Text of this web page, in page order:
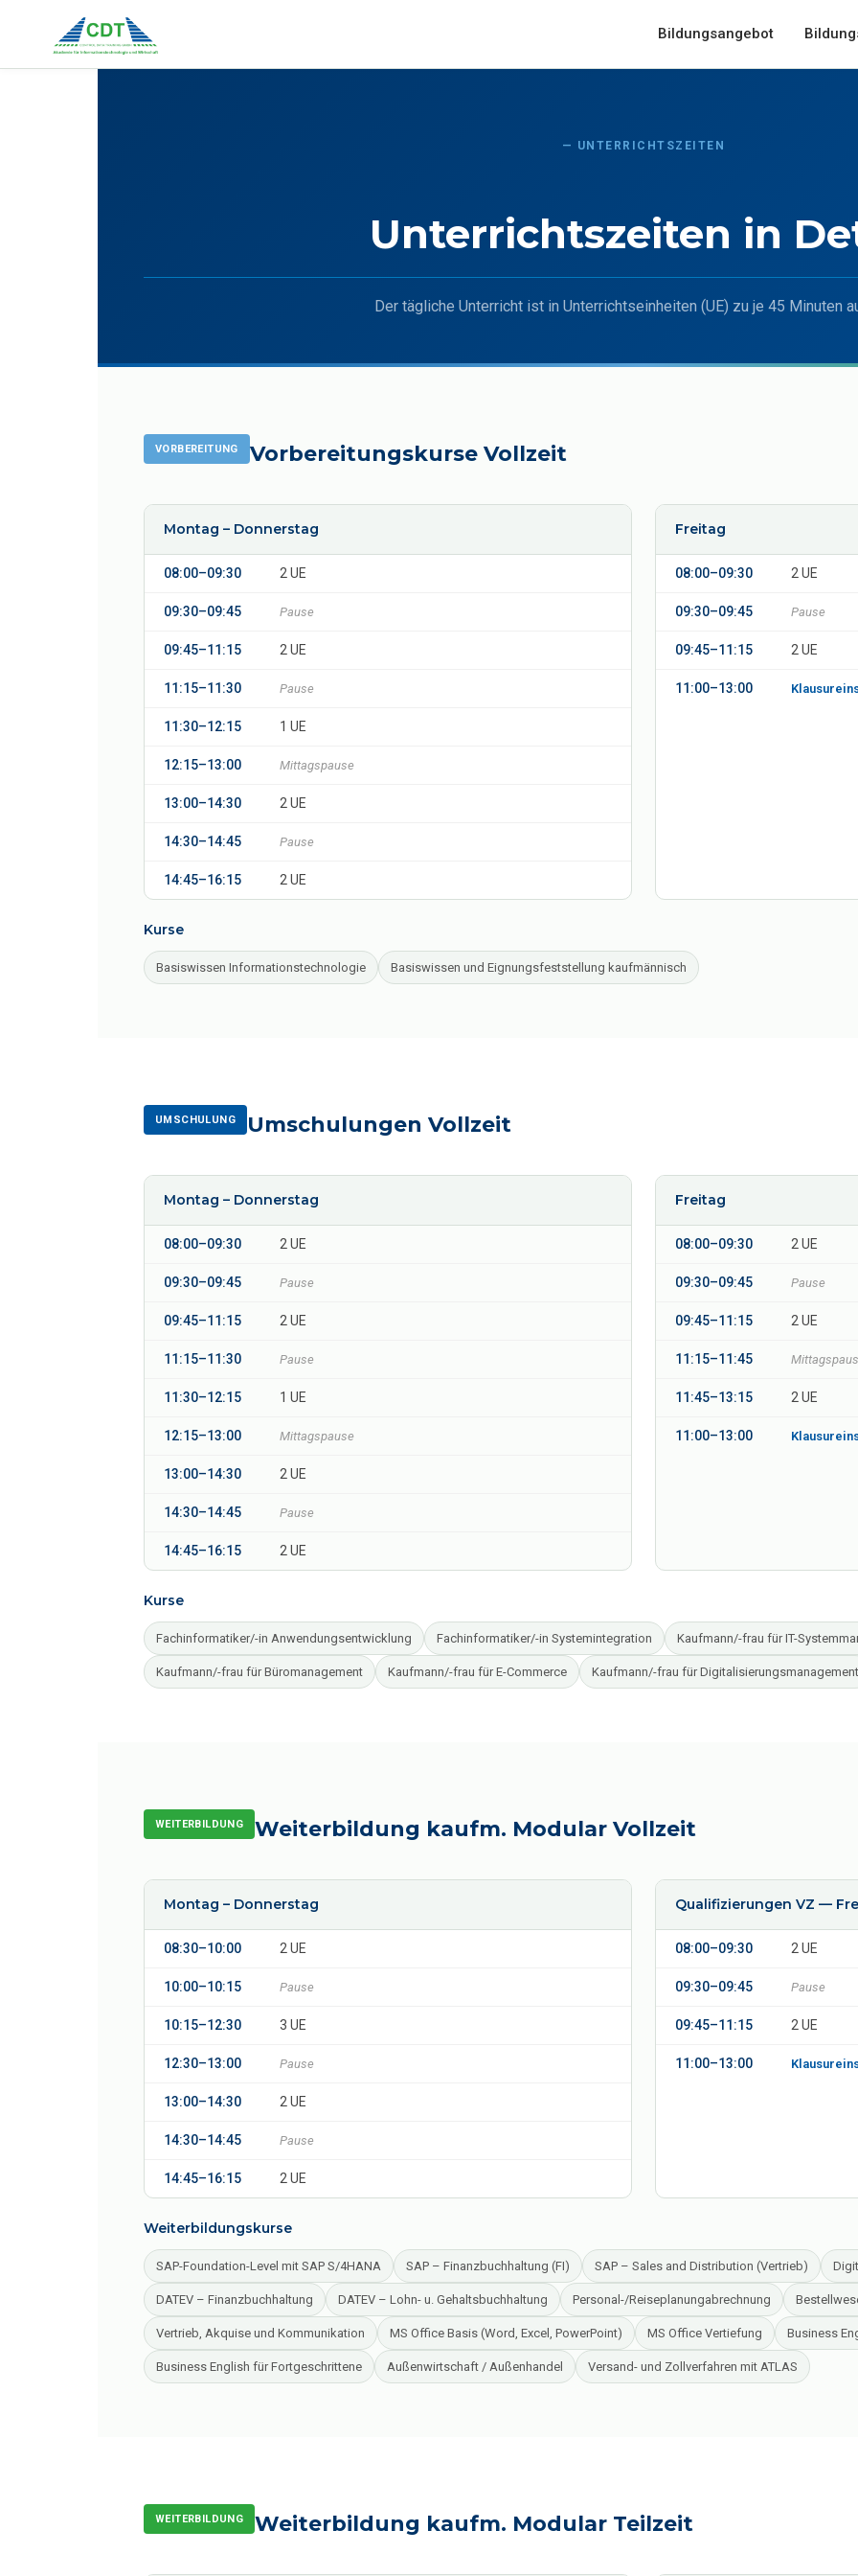
Bildungsangebot
— UNTERRICHTSZEITEN
Unterrichtszeiten in
Der tägliche Unterricht ist in Unterrichtseinheiten (UE) zu je 45 Minuten
VORBEREITUNG Vorbereitungskurse Vollzeit
Montag – Donnerstag
08:00–09:30 2 UE
09:30–09:45 Pause
09:45–11:15 2 UE
11:15–11:30 Pause
11:30–12:15 1 UE
12:15–13:00 Mittagspause
13:00–14:30 2 UE
14:30–14:45 Pause
14:45–16:15 2 UE
Freitag
08:00–09:30 2 UE
09:30–09:45 Pause
09:45–11:15 2 UE
11:00–13:00
Kurse
Basiswissen Informationstechnologie Basiswissen und Eignungsfeststellung kaufmännisch
UMSCHULUNG Umschulungen Vollzeit
Montag – Donnerstag
08:00–09:30 2 UE
09:30–09:45 Pause
09:45–11:15 2 UE
11:15–11:30 Pause
11:30–12:15 1 UE
12:15–13:00 Mittagspause
13:00–14:30 2 UE
14:30–14:45 Pause
14:45–16:15 2 UE
Freitag
08:00–09:30 2 UE
09:30–09:45 Pause
09:45–11:15 2 UE
11:15–11:45
11:45–13:15 2 UE
11:00–13:00
Kurse
Fachinformatiker/-in Anwendungsentwicklung Fachinformatiker/-in Systemintegration Kaufmann/-frau für IT-
Kaufmann/-frau für Büromanagement Kaufmann/-frau für E-Commerce Kaufmann/-frau für Digitalisierungsmanagement
WEITERBILDUNG Weiterbildung kaufm. Modular Vollzeit
Montag – Donnerstag
08:30–10:00 2 UE
10:00–10:15 Pause
10:15–12:30 3 UE
12:30–13:00 Pause
13:00–14:30 2 UE
14:30–14:45 Pause
14:45–16:15 2 UE
Qualifizierungen VZ —
08:00–09:30 2 UE
09:30–09:45 Pause
09:45–11:15 2 UE
11:00–13:00
Weiterbildungskurse
SAP-Foundation-Level mit SAP S/4HANA SAP – Finanzbuchhaltung (FI) SAP – Sales and Distribution (Vertrieb)
DATEV – Finanzbuchhaltung DATEV – Lohn- u. Gehaltsbuchhaltung Personal-/Reiseplanungabrechnung
Vertrieb, Akquise und Kommunikation MS Office Basis (Word, Excel, PowerPoint) MS Office Vertiefung Business
Business English für Fortgeschrittene Außenwirtschaft / Außenhandel Versand- und Zollverfahren mit ATLAS
WEITERBILDUNG Weiterbildung kaufm. Modular Teilzeit